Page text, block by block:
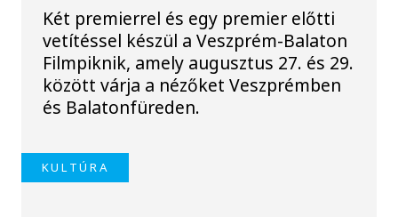
Két premierrel és egy premier előtti
vetítéssel készül a Veszprém-Balaton
Filmpiknik, amely augusztus 27. és 29.
között várja a nézőket Veszprémben
és Balatonfüreden.
KULTÚRA